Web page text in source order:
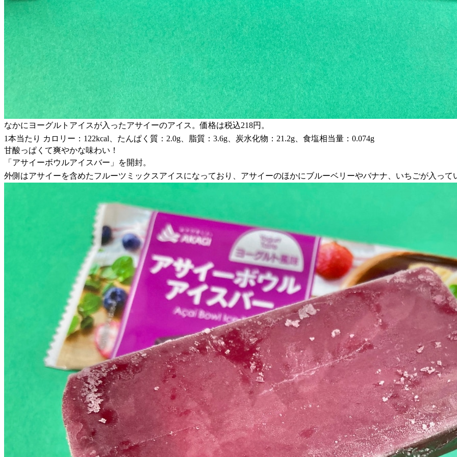
なかにヨーグルトアイスが入ったアサイーのアイス。価格は税込218円。
1本当たり カロリー：122kcal、たんぱく質：2.0g、脂質：3.6g、炭水化物：21.2g、食塩相当量：0.074g
甘酸っぱくて爽やかな味わい！
「アサイーボウルアイスバー」を開封。
外側はアサイーを含めたフルーツミックスアイスになっており、アサイーのほかにブルーベリーやバナナ、いちごが入って